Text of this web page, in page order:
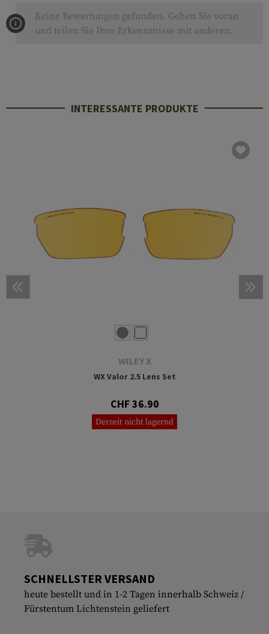
Keine Bewertungen gefunden. Gehen Sie voran
und teilen Sie Ihre Erkenntnisse mit anderen.
INTERESSANTE PRODUKTE
WILEY X
WX Valor 2.5 Lens Set
CHF 36.90
Derzeit nicht lagernd
SCHNELLSTER VERSAND
heute bestellt und in 1-2 Tagen innerhalb Schweiz /
Fürstentum Lichtenstein geliefert